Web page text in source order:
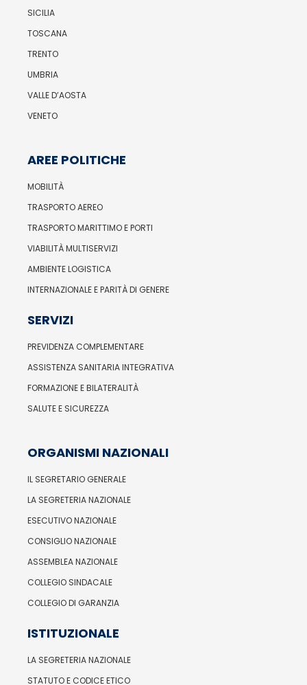
SICILIA
TOSCANA
TRENTO
UMBRIA
VALLE D’AOSTA
VENETO
AREE POLITICHE
MOBILITÀ
TRASPORTO AEREO
TRASPORTO MARITTIMO E PORTI
VIABILITÀ MULTISERVIZI
AMBIENTE LOGISTICA
INTERNAZIONALE E PARITÀ DI GENERE
SERVIZI
PREVIDENZA COMPLEMENTARE
ASSISTENZA SANITARIA INTEGRATIVA
FORMAZIONE E BILATERALITÀ
SALUTE E SICUREZZA
ORGANISMI NAZIONALI
IL SEGRETARIO GENERALE
LA SEGRETERIA NAZIONALE
ESECUTIVO NAZIONALE
CONSIGLIO NAZIONALE
ASSEMBLEA NAZIONALE
COLLEGIO SINDACALE
COLLEGIO DI GARANZIA
ISTITUZIONALE
LA SEGRETERIA NAZIONALE
STATUTO E CODICE ETICO